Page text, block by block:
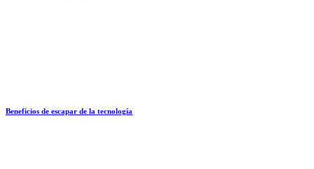
Beneficios de escapar de la tecnología